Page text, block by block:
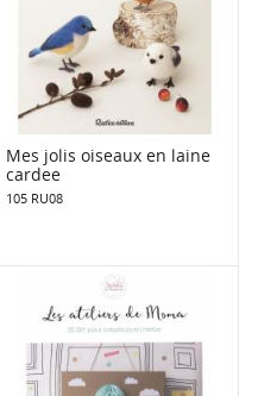
Mes jolis oiseaux en laine
cardee
105 RU08